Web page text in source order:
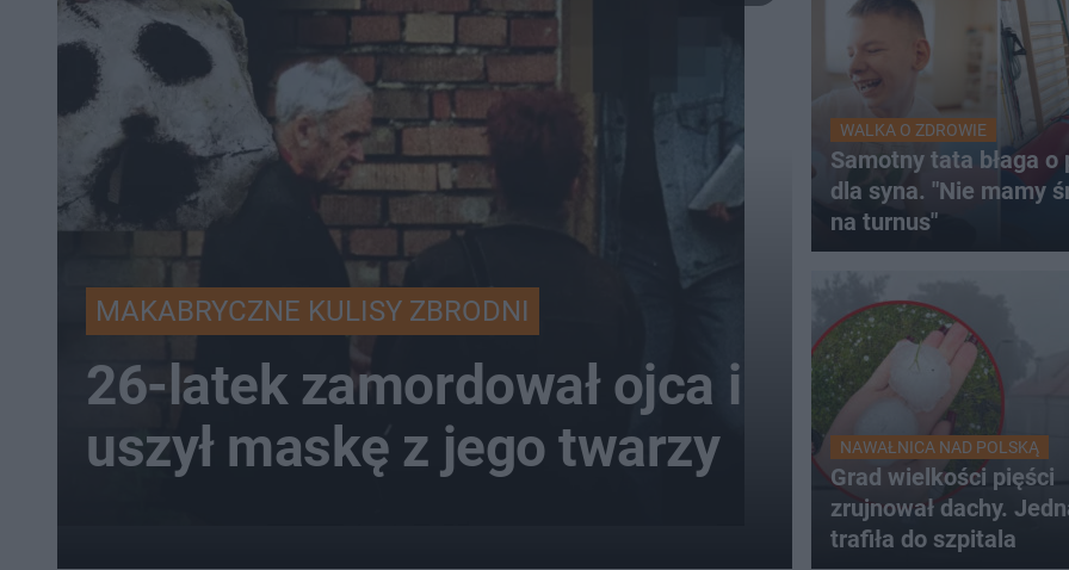
MAKABRYCZNE KULISY ZBRODNI
26-latek zamordował ojca i
uszył maskę z jego twarzy
WALKA O ZDROWIE
Samotny tata błaga o
dla syna. "Nie mamy
na turnus"
NAWAŁNICA NAD POLSKĄ
Grad wielkości pięści
zrujnował dachy.
trafiła do szpitala